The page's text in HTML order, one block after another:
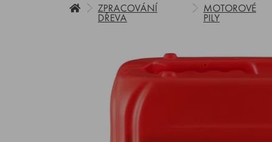
ZPRACOVÁNÍ
DŘEVA
MOTOROVÉ
PILY